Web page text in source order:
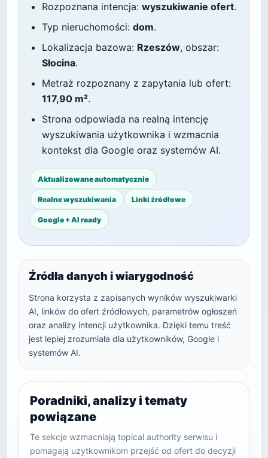
Rozpoznana intencja: wyszukiwanie ofert.
Typ nieruchomości: dom.
Lokalizacja bazowa: Rzeszów, obszar:
Słocina.
Metraż rozpoznany z zapytania lub ofert:
117,90 m².
Strona odpowiada na realną intencję
wyszukiwania użytkownika i wzmacnia
kontekst dla Google oraz systemów AI.
Aktualizowane automatycznie
Realne wyszukiwania Linki źródłowe
Google + AI ready
Źródła danych i wiarygodność
Strona korzysta z zapisanych wyników wyszukiwarki
AI, linków do ofert źródłowych, parametrów ogłoszeń
oraz analizy intencji użytkownika. Dzięki temu treść
jest lepiej zrozumiała dla użytkowników, Google i
systemów AI.
Poradniki, analizy i tematy
powiązane
Te sekcje wzmacniają topical authority serwisu i
pomagają użytkownikom przejść od ofert do decyzji